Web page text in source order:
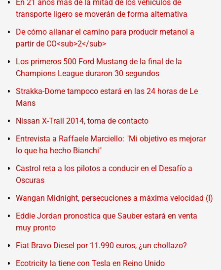
En 21 años más de la mitad de los vehículos de
transporte ligero se moverán de forma alternativa
De cómo allanar el camino para producir metanol a
partir de CO<sub>2</sub>
Los primeros 500 Ford Mustang de la final de la
Champions League duraron 30 segundos
Strakka-Dome tampoco estará en las 24 horas de Le
Mans
Nissan X-Trail 2014, toma de contacto
Entrevista a Raffaele Marciello: "Mi objetivo es mejorar
lo que ha hecho Bianchi"
Castrol reta a los pilotos a conducir en el Desafío a
Oscuras
Wangan Midnight, persecuciones a máxima velocidad (I)
Eddie Jordan pronostica que Sauber estará en venta
muy pronto
Fiat Bravo Diesel por 11.990 euros, ¿un chollazo?
Ecotricity la tiene con Tesla en Reino Unido